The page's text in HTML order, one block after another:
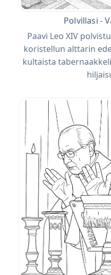
Polvillasi -
Paavi Leo XIV
koristellun alttarin
kultaista